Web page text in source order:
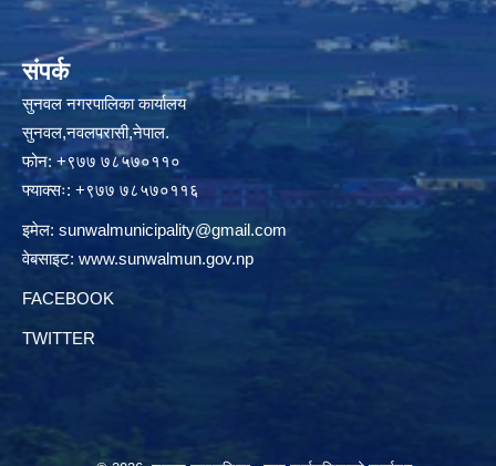
संपर्क
सुनवल नगरपालिका कार्यालय
सुनवल,नवलपरासी,नेपाल.
फोन: +९७७ ७८५७०११०
फ्याक्सः: +९७७ ७८५७०११६
इमेल: sunwalmunicipality@gmail.com
वेबसाइट: www.sunwalmun.gov.np
FACEBOOK
TWITTER